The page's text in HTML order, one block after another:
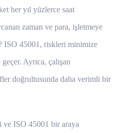
her yıl yüzlerce saat
zaman ve para, işletmeye
ISO 45001, riskleri minimize
Ayrıca, çalışan
doğrultusunda daha verimli bir
ISO 45001 bir araya